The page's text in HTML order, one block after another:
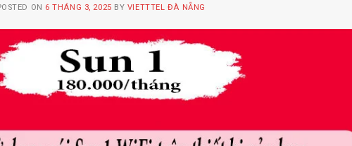
ON 6 THÁNG 3, 2025 BY VIETTTEL ĐÀ NẴNG